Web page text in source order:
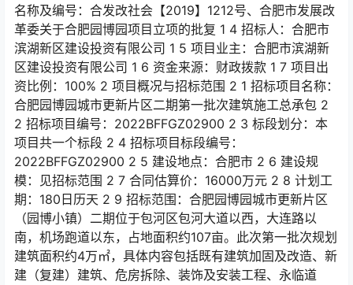
名称及编号：合发改社会【2019】1212号、合肥市发展改
革委关于合肥园博园项目立项的批复 1 4 招标人：合肥市
滨湖新区建设投资有限公司 1 5 项目业主：合肥市滨湖新
区建设投资有限公司 1 6 资金来源：财政拨款 1 7 项目出
资比例：100% 2 项目概况与招标范围 2 1 招标项目名称：
合肥园博园城市更新片区二期第一批次建筑施工总承包 2
2 招标项目编号：2022BFFGZ02900 2 3 标段划分：本
项目共一个标段 2 4 招标项目标段编号：
2022BFFGZ02900 2 5 建设地点：合肥市 2 6 建设规
模：见招标范围 2 7 合同估算价：16000万元 2 8 计划工
期：180日历天 2 9 招标范围：合肥园博园城市更新片区
（园博小镇）二期位于包河区包河大道以西，大连路以
南，机场跑道以东，占地面积约107亩。此次第一批次规划
建筑面积约4万㎡，具体内容包括既有建筑加固及改造、新
建（复建）建筑、危房拆除、装饰及安装工程、永临道